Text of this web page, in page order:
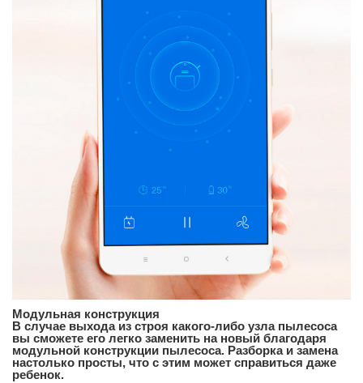
Модульная конструкция
В случае выхода из строя какого-либо узла пылесоса
вы сможете его легко заменить на новый благодаря
модульной конструкции пылесоса. Разборка и замена
настолько просты, что с этим может справиться даже
ребенок.